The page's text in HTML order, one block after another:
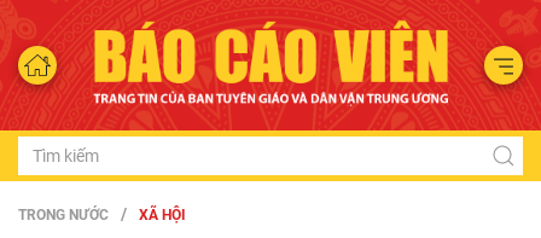
TRONG NƯỚC XÃ HỘI